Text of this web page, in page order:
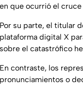
en que ocurrió el cruce
Por su parte, el titular
plataforma digital X
sobre el catastrófico
En contraste, los
pronunciamientos o